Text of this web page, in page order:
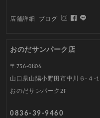
店舗詳細 ブログ
おのだサンパーク店
〒756-0806
山口県山陽小野田市中川６-４-1
おのだサンパーク2F
0836-39-9460